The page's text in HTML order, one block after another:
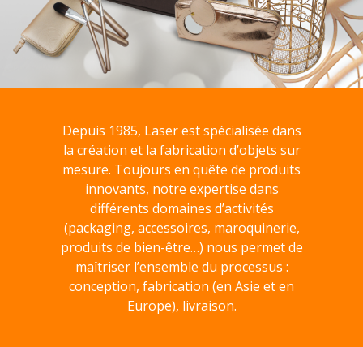
Depuis 1985, Laser est spécialisée dans
la création et la fabrication d’objets sur
mesure. Toujours en quête de produits
innovants, notre expertise dans
différents domaines d’activités
(packaging, accessoires, maroquinerie,
produits de bien-être…) nous permet de
maîtriser l’ensemble du processus :
conception, fabrication (en Asie et en
Europe), livraison.